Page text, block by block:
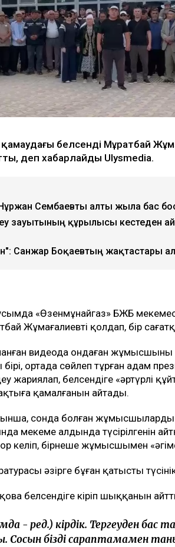
белсенді Мұратбай
деп хабарлайды Ulysmedia.
Сембаевты алты жылға бас
зауытының құрылысы кестеден
Санжар Боқаевтың жақтастары
«Өзенмұнайгаз» БЖБ
Жұмағалиевті қолдап, бір
видеода ондаған
бірі, ортада сөйлеп тұрған адам
жариялап, белсендіге «әртүрлі
қамалғанын айтады.
сонда болған жұмысшылардың
мекеме алдында түсірілгенін
келіп, бірнеше жұмысшымен
әзірге бұған қатысты
белсендіге кіріп шыққанын
- ред.) кірдік. Тергеуден бас
Сосын бізді сараптамамен